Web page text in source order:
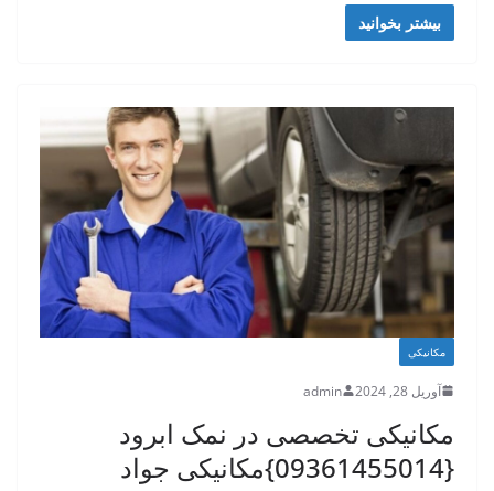
بیشتر بخوانید
مکانیکی
آوریل 28, 2024 admin
مکانیکی تخصصی در نمک ابرود
{09361455014}مکانیکی جواد